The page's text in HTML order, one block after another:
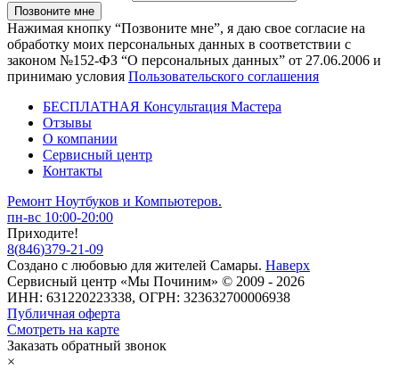
Нажимая кнопку “Позвоните мне”, я даю свое согласие на
обработку моих персональных данных в соответствии с
законом №152-ФЗ “О персональных данных” от 27.06.2006 и
принимаю условия Пользовательского соглашения
БЕСПЛАТНАЯ Консультация Мастера
Отзывы
О компании
Сервисный центр
Контакты
Ремонт Ноутбуков и Компьютеров.
пн-вс 10:00-20:00
Приходите!
8(846)379-21-09
Создано с любовью для жителей Самары. Наверх
Сервисный центр «Мы Починим» © 2009 - 2026
ИНН: 631220223338, ОГРН: 323632700006938
Публичная оферта
Смотреть на карте
Заказать обратный звонок
×